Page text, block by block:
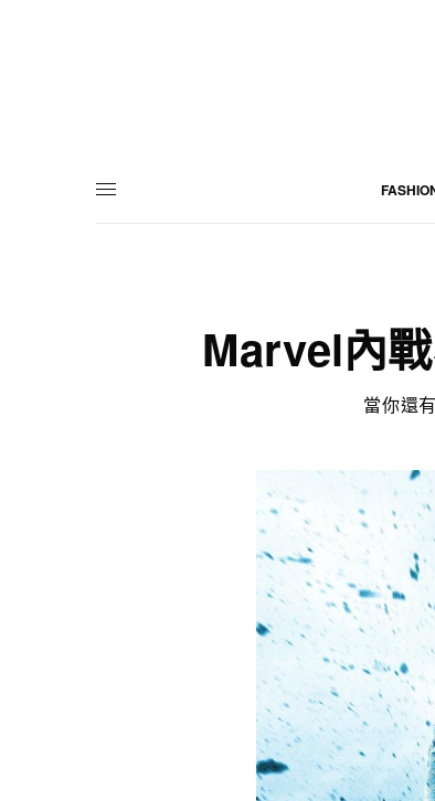
Marvel內
當你還